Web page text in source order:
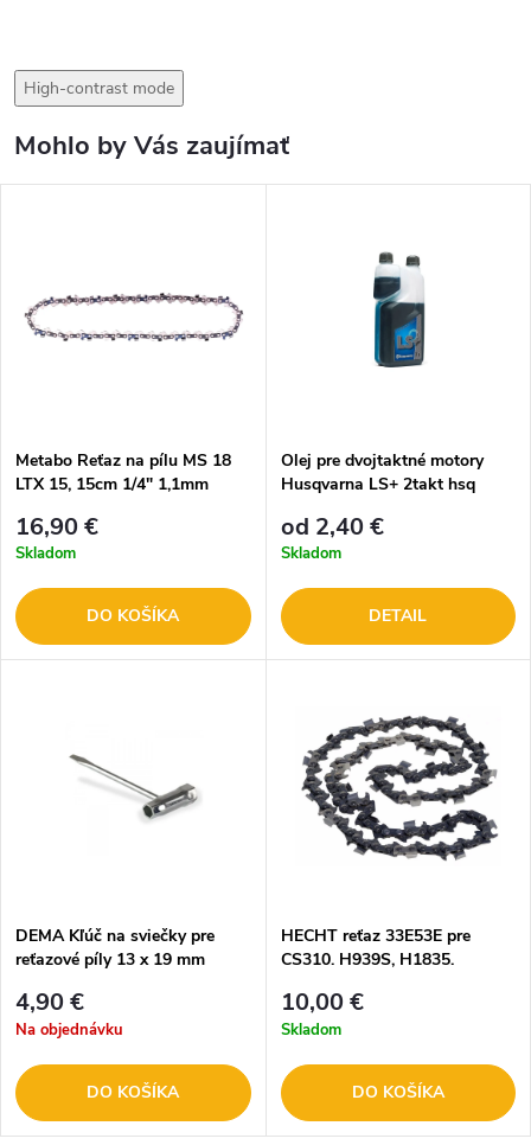
High-contrast mode
Mohlo by Vás zaujímať
Metabo Reťaz na pílu MS 18
LTX 15, 15cm 1/4" 1,1mm
16,90 €
Skladom
DO KOŠÍKA
Olej pre dvojtaktné motory
Husqvarna LS+ 2takt hsq
od 2,40 €
Skladom
DETAIL
DEMA Kľúč na sviečky pre
reťazové píly 13 x 19 mm
4,90 €
Na objednávku
DO KOŠÍKA
HECHT reťaz 33E53E pre
CS310. H939S, H1835.
10,00 €
Skladom
DO KOŠÍKA